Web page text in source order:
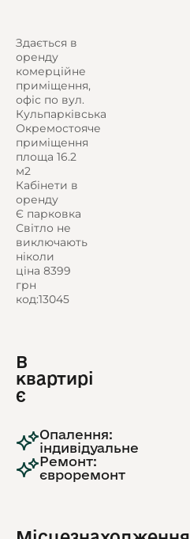
Здається в
оренду
комерційне
приміщення,
офіс по вул.
Кульпарківська
Окремостояче
приміщення
площа 16.2
м2
Кабінети в
оренду
Є парковка
Світло не
виключають
ніколи
ціна 8399
грн
код:13045
В
квартирі
є
Опалення:
індивідуальне
Ремонт:
євроремонт